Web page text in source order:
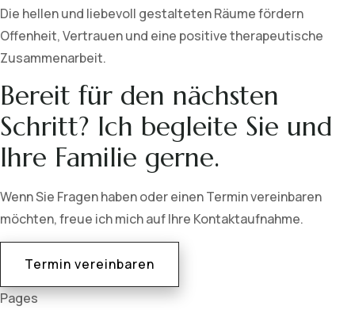
Die hellen und liebevoll gestalteten Räume fördern
Offenheit, Vertrauen und eine positive therapeutische
Zusammenarbeit.
Bereit für den nächsten
Schritt? Ich begleite Sie und
Ihre Familie gerne.
Wenn Sie Fragen haben oder einen Termin vereinbaren
möchten, freue ich mich auf Ihre Kontaktaufnahme.
Termin vereinbaren
Pages